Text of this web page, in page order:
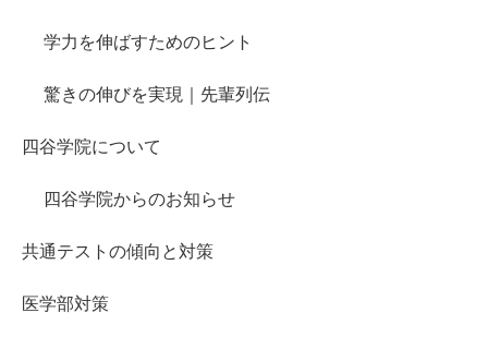
学力を伸ばすためのヒント
驚きの伸びを実現｜先輩列伝
四谷学院について
四谷学院からのお知らせ
共通テストの傾向と対策
医学部対策